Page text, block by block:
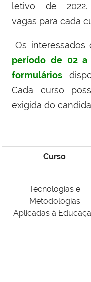
letivo de 2022
vagas para cada
Os interessados
período de 02
formulários
Cada curso
exigida do
Curso
Tecnologias e
Metodologias
Aplicadas à